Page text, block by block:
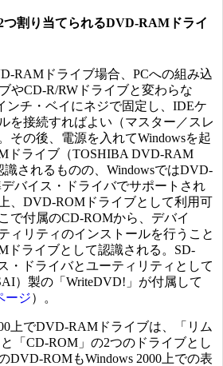
つ割り当てられるDVD-RAMドライ
RAMドライブ場合、PCへの組み込
やCD-R/RWドライブと変わらな
ンチ・ベイにネジで固定し、IDEケ
を接続すればよい（マスター／スレ
その後、電源を入れてWindowsを起
ドライブ（TOSHIBA DVD-RAM
識されるものの、WindowsではDVD-
バイス・ドライバでサポートされ
、DVD-ROMドライブとして利用可
で付属のCD-ROMから、デバイ
ィリティのインストールを行うこと
ドライブとして認識される。SD-
・ドライバとユーティリティとして
）製の「WriteDVD!」が付属して
ージ）。
上でDVD-RAMドライブは、「リム
「CD-ROM」の2つのドライブとし
DVD-ROMもWindows 2000上での表